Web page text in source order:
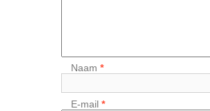
Naam*
E-mail*